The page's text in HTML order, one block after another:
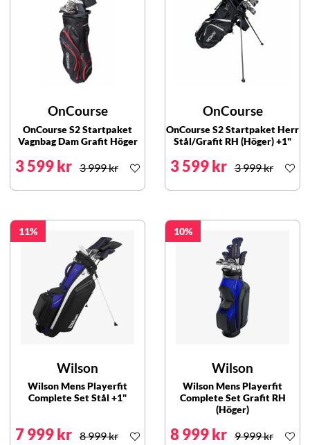
OnCourse
OnCourse S2 Startpaket
Vagnbag Dam Grafit Höger
3 599 kr 3 999 kr
OnCourse
OnCourse S2 Startpaket Herr
Stål/Grafit RH (Höger) +1"
3 599 kr 3 999 kr
11
Wilson
Wilson Mens Playerfit
Complete Set Stål +1"
7 999 kr 8 999 kr
10
Wilson
Wilson Mens Playerfit
Complete Set Grafit RH
(Höger)
8 999 kr 9 999 kr